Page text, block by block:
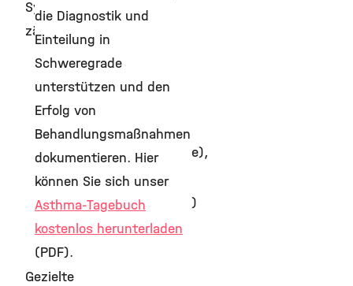
Symptomen
zählen:
(häufig
anfallsartig),
Giemen
(Atemnebengeräusche),
Brustenge
(Beklemmungsgefühl)
und
Husten.
Gezielte
die Diagnostik und
Einteilung in
Schweregrade
unterstützen und den
Erfolg von
Behandlungsmaßnahmen
dokumentieren. Hier
können Sie sich unser
Asthma-Tagebuch
kostenlos herunterladen
(PDF).